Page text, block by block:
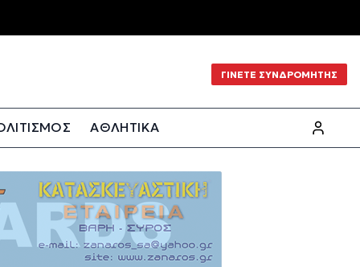
ΓΙΝΕΤΕ ΣΥΝΔΡΟΜΗΤΗΣ
ΑΘΛΗΤΙΚΑ